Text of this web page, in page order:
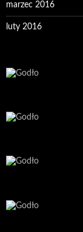
marzec 2016
luty 2016